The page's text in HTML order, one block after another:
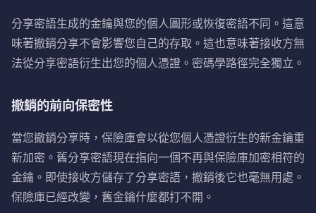
分享密語生成的金鑰與您的個人圖形或恢復密語不同。這意
味著撤銷分享不會影響您自己的存取。這也意味著接收方無
法從分享密語衍生出您的個人憑證。密碼學路徑完全獨立。
撤銷的前向保密性
當您撤銷分享時，保險庫會以從您個人憑證衍生的新金鑰重
新加密。舊分享密語現在指向一個不再與保險庫加密相符的
金鑰。即使接收方儲存了分享密語，撤銷後它也毫無用處。
保險庫已經改變，舊金鑰什麼都打不開。